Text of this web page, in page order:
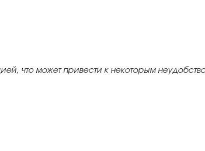
что может привести к некоторым